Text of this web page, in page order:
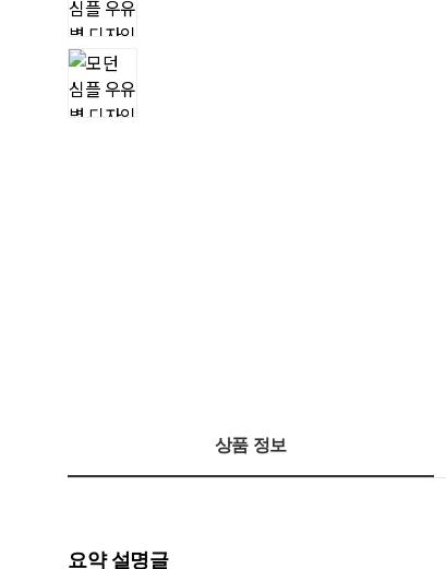
상품 정보
요약 설명글